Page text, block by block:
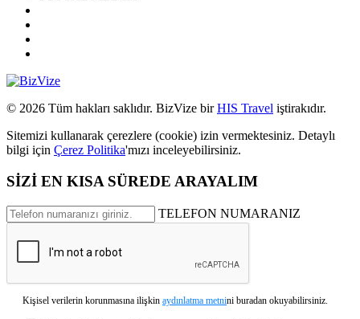
© 2026 Tüm hakları saklıdır. BizVize birHIS Travel iştirakıdır.
Sitemizi kullanarak çerezlere (cookie) izin vermektesiniz. Detaylı
bilgi için Çerez Politika'mızı inceleyebilirsiniz.
SİZİ EN KISA SÜREDE ARAYALIM
TELEFON NUMARANIZ
Kişisel verilerin korunmasına ilişkin aydınlatma metnini buradan okuyabilirsiniz.